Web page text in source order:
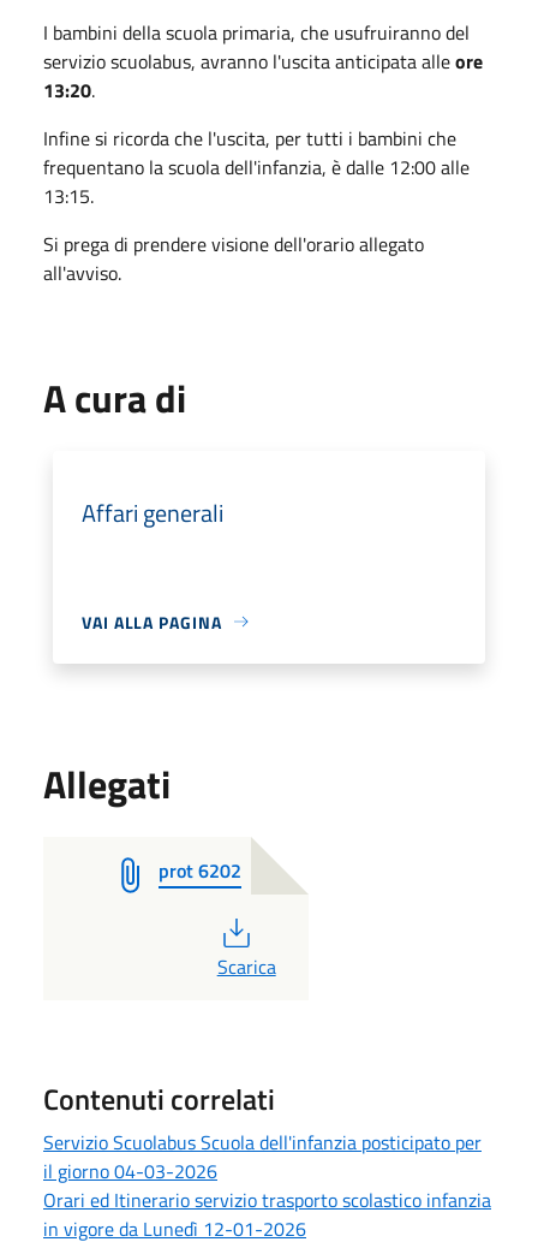
I bambini della scuola primaria, che usufruiranno del
servizio scuolabus, avranno l'uscita anticipata alleore
13:20.
Infine si ricorda che l'uscita, per tutti i bambini che
frequentano la scuola dell'infanzia, è dalle 12:00 alle
13:15.
Si prega di prendere visione dell'orario allegato
all'avviso.
A cura di
Affari generali
VAI ALLA PAGINA
Allegati
prot 6202
PDF
Scarica
Contenuti correlati
Servizio Scuolabus Scuola dell'infanzia posticipato per
il giorno 04-03-2026
Orari ed Itinerario servizio trasporto scolastico infanzia
in vigore da Lunedì 12-01-2026